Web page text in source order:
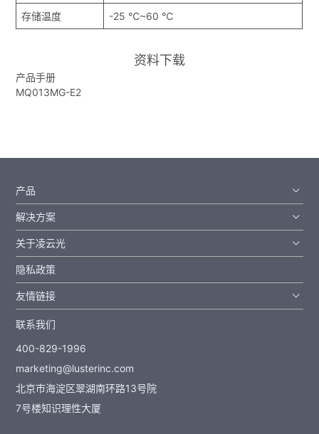
存储温度 -25 ℃~60 ℃
资料下载
产品手册
MQ013MG-E2
产品
解决方案
关于凌云光
隐私政策
友情链接
联系我们
400-829-1996
marketing@lusterinc.com
北京市海淀区翠湖南环路13号院
7号楼知识理性大厦